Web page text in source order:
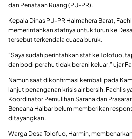
dan Penataan Ruang (PU-PR).
Kepala Dinas PU-PR Halmahera Barat,
memerintahkan stafnya untuk turun ke
tersebut terkendala cuaca buruk.
“Saya sudah perintahkan staf ke Tolofuo,
dan bodi perahu tidak berani keluar,” ujar
Namun saat dikonfirmasi kembali pada
lanjut penanganan krisis air bersih, Fachlis
Koordinator Pemulihan Sarana dan
Bencana Halbar belum memberikan
ditayangkan.
Warga Desa Tolofuo, Harmin,